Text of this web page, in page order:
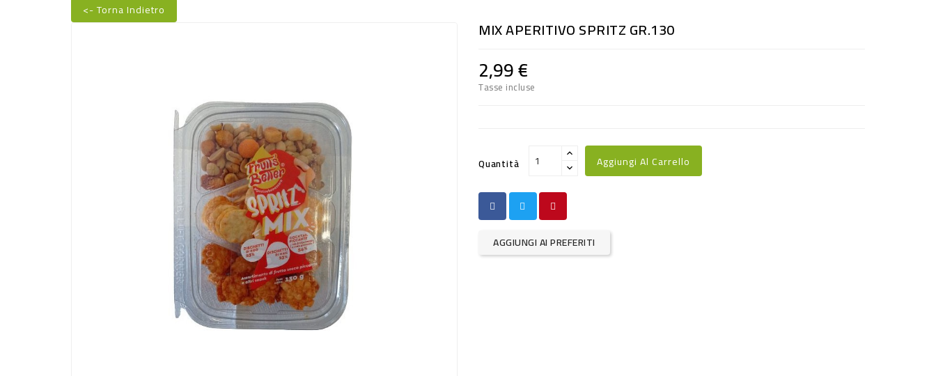
<- Torna Indietro
MIX APERITIVO SPRITZ GR.130
2,99 €
Tasse incluse
Quantità Aggiungi Al Carrello
AGGIUNGI AI PREFERITI